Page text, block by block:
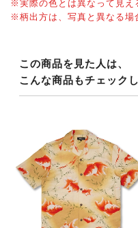
※実際の色とは異なって見え
※柄出方は、写真と異なる場
この商品を見た人は、
こんな商品もチェック